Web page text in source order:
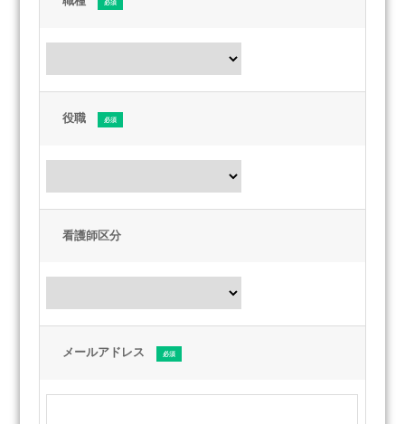
役職
看護師区分
メールアドレス